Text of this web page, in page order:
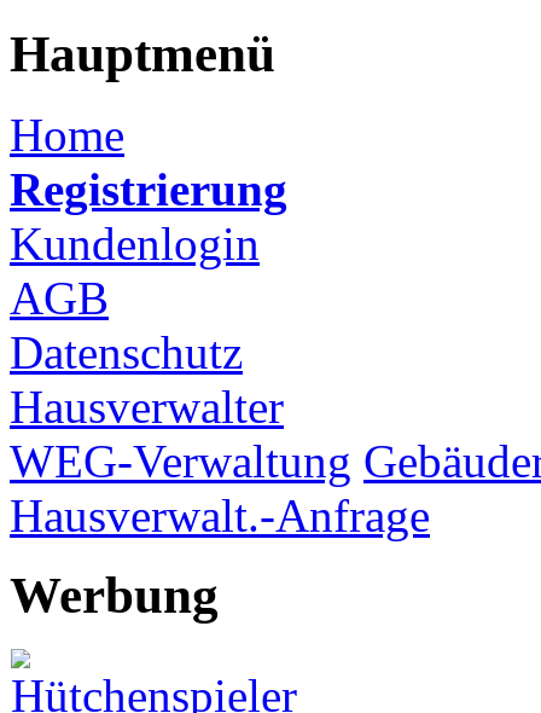
Hauptmenü
Home
Registrierung
Kundenlogin
AGB
Datenschutz
Hausverwalter
WEG-Verwaltung
Hausverwalt.-Anfrage
Werbung